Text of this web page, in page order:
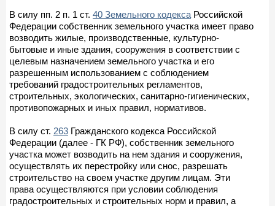
В силу пп. 2 п. 1 ст. 40 Земельного кодекса Российской
Федерации собственник земельного участка имеет право
возводить жилые, производственные, культурно-
бытовые и иные здания, сооружения в соответствии с
целевым назначением земельного участка и его
разрешенным использованием с соблюдением
требований градостроительных регламентов,
строительных, экологических, санитарно-гигиенических,
противопожарных и иных правил, нормативов.
В силу ст. 263 Гражданского кодекса Российской
Федерации (далее - ГК РФ), собственник земельного
участка может возводить на нем здания и сооружения,
осуществлять их перестройку или снос, разрешать
строительство на своем участке другим лицам. Эти
права осуществляются при условии соблюдения
градостроительных и строительных норм и правил, а